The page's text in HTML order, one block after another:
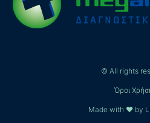
© All rights
Όροι
Made with ❤ by